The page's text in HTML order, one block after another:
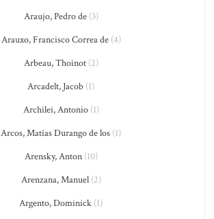
Araujo, Pedro de(3)
Arauxo, Francisco Correa de(4)
Arbeau, Thoinot(2)
Arcadelt, Jacob (1)
Archilei, Antonio(1)
Arcos, Matías Durango de los (1)
Arensky, Anton(10)
Arenzana, Manuel(2)
Argento, Dominick (1)